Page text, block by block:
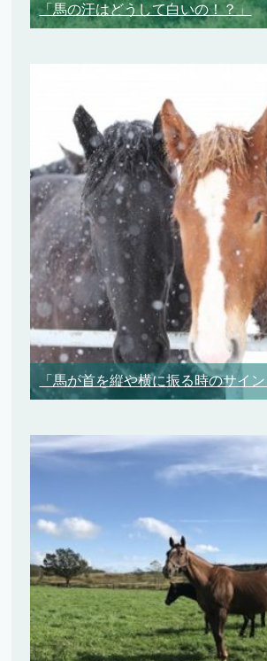
「馬の汗はどうして白いの！？」
「馬が首を縦や横に振る時のサイン